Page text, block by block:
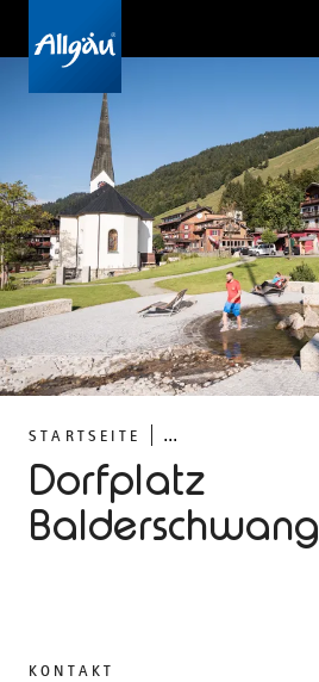
STARTSEITE ...
Dorfplatz
Balderschwang
KONTAKT